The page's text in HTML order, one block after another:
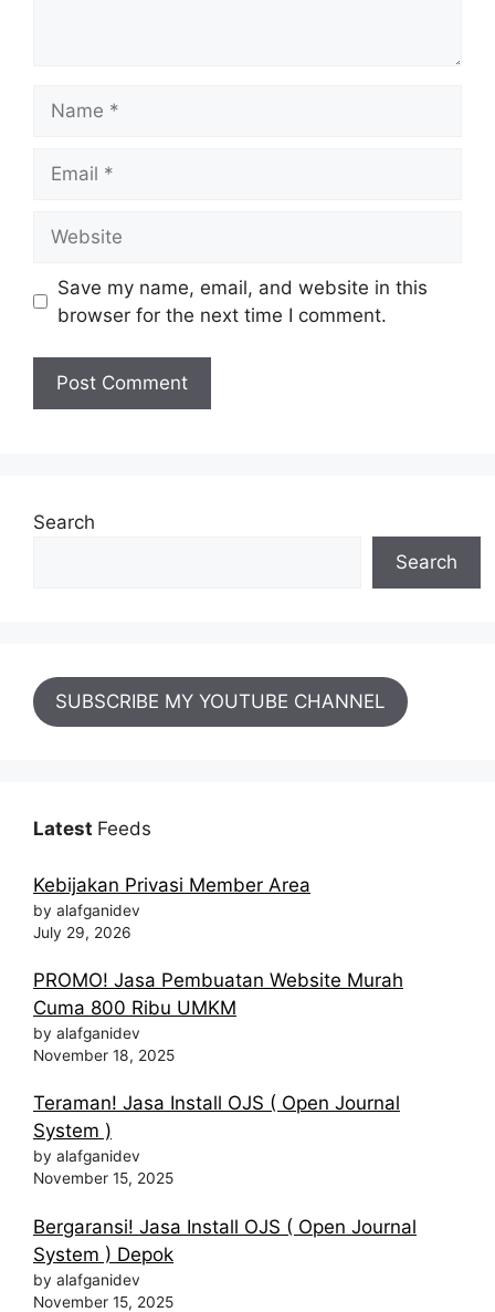
Save my name, email, and website in this
browser for the next time I comment.
Search
Search
SUBSCRIBE MY YOUTUBE CHANNEL
Latest Feeds
Kebijakan Privasi Member Area
by alafganidev
July 29, 2026
PROMO! Jasa Pembuatan Website Murah
Cuma 800 Ribu UMKM
by alafganidev
November 18, 2025
Teraman! Jasa Install OJS ( Open Journal
System )
by alafganidev
November 15, 2025
Bergaransi! Jasa Install OJS ( Open Journal
System ) Depok
by alafganidev
November 15, 2025